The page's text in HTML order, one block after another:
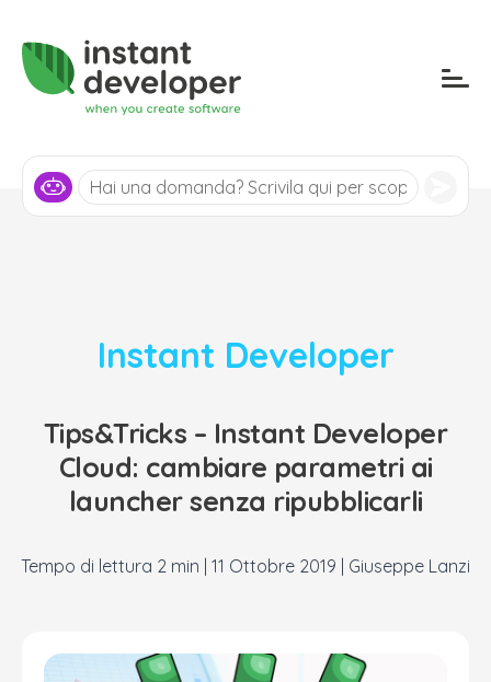
Instant Developer
Tips&Tricks – Instant Developer
Cloud: cambiare parametri ai
launcher senza ripubblicarli
11 Ottobre 2019 Giuseppe Lanzi